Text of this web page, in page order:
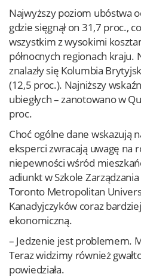
Najwyższy poziom ubóstwa
gdzie sięgnął on 31,7 proc.,
wszystkim z wysokimi
północnych regionach kraju.
znalazły się Kolumbia
(12,5 proc.). Najniższy
ubiegłych – zanotowano w
proc.
Choć ogólne dane wskazują
eksperci zwracają uwagę na
niepewności wśród
adiunkt w Szkole
Toronto Metropolitan
Kanadyjczyków coraz
ekonomiczną.
– Jedzenie jest problemem.
Teraz widzimy również
powiedziała.